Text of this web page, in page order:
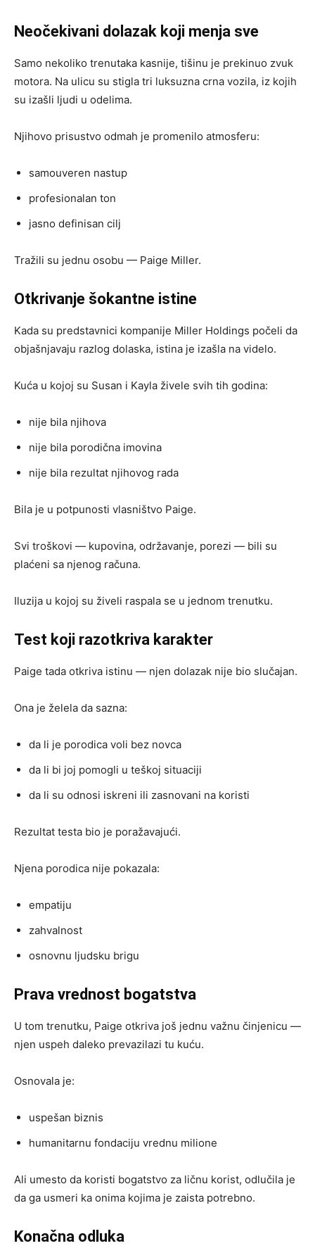
Neočekivani dolazak koji menja sve
Samo nekoliko trenutaka kasnije, tišinu je prekinuo zvuk
motora. Na ulicu su stigla tri luksuzna crna vozila, iz kojih
su izašli ljudi u odelima.
Njihovo prisustvo odmah je promenilo atmosferu:
samouveren nastup
profesionalan ton
jasno definisan cilj
Tražili su jednu osobu — Paige Miller.
Otkrivanje šokantne istine
Kada su predstavnici kompanije Miller Holdings počeli da
objašnjavaju razlog dolaska, istina je izašla na videlo.
Kuća u kojoj su Susan i Kayla živele svih tih godina:
nije bila njihova
nije bila porodična imovina
nije bila rezultat njihovog rada
Bila je u potpunosti vlasništvo Paige.
Svi troškovi — kupovina, održavanje, porezi — bili su
plaćeni sa njenog računa.
Iluzija u kojoj su živeli raspala se u jednom trenutku.
Test koji razotkriva karakter
Paige tada otkriva istinu — njen dolazak nije bio slučajan.
Ona je želela da sazna:
da li je porodica voli bez novca
da li bi joj pomogli u teškoj situaciji
da li su odnosi iskreni ili zasnovani na koristi
Rezultat testa bio je poražavajući.
Njena porodica nije pokazala:
empatiju
zahvalnost
osnovnu ljudsku brigu
Prava vrednost bogatstva
U tom trenutku, Paige otkriva još jednu važnu činjenicu —
njen uspeh daleko prevazilazi tu kuću.
Osnovala je:
uspešan biznis
humanitarnu fondaciju vrednu milione
Ali umesto da koristi bogatstvo za ličnu korist, odlučila je
da ga usmeri ka onima kojima je zaista potrebno.
Konačna odluka